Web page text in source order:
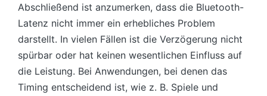
Abschließend ist anzumerken, dass die Bluetooth-
Latenz nicht immer ein erhebliches Problem
darstellt. In vielen Fällen ist die Verzögerung nicht
spürbar oder hat keinen wesentlichen Einfluss auf
die Leistung. Bei Anwendungen, bei denen das
Timing entscheidend ist, wie z. B. Spiele und